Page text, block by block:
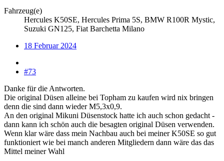
Fahrzeug(e)
Hercules K50SE, Hercules Prima 5S, BMW R100R Mystic,
Suzuki GN125, Fiat Barchetta Milano
18 Februar 2024
#73
Danke für die Antworten.
Die original Düsen alleine bei Topham zu kaufen wird nix bringen
denn die sind dann wieder M5,3x0,9.
An den original Mikuni Düsenstock hatte ich auch schon gedacht -
dann kann ich schön auch die besagten original Düsen verwenden.
Wenn klar wäre dass mein Nachbau auch bei meiner K50SE so gut
funktioniert wie bei manch anderen Mitgliedern dann wäre das das
Mittel meiner Wahl